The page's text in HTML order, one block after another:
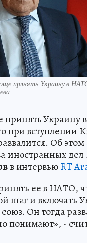
принять Украину в
принять Украину
при вступлении
Об этом
иностранных дел
в интервьюRT
ее в НАТО,
шаг и включать
Он тогда
понимают», -